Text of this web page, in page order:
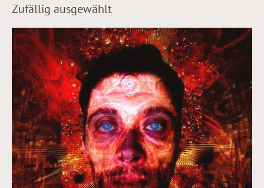
Zufällig ausgewählt